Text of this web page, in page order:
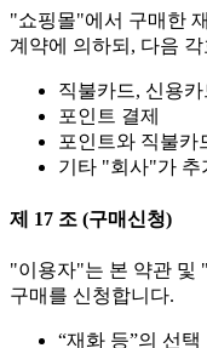
"쇼핑몰"에서 구매한
계약에 의하되, 다음
직불카드, 신용카
포인트 결제
포인트와 직불카
기타 "회사"가 추
제 17 조 (구매신청)
"이용자"는 본 약관 및
구매를 신청합니다.
“재화 등”의 선택